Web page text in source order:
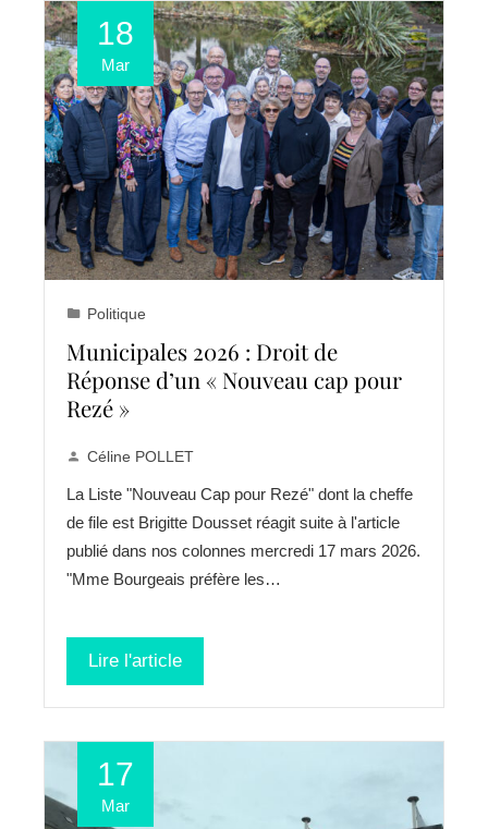
18
Mar
Politique
Municipales 2026 : Droit de
Réponse d’un « Nouveau cap pour
Rezé »
Céline POLLET
La Liste "Nouveau Cap pour Rezé" dont la cheffe
de file est Brigitte Dousset réagit suite à l'article
publié dans nos colonnes mercredi 17 mars 2026.
"Mme Bourgeais préfère les…
Lire l'article
17
Mar